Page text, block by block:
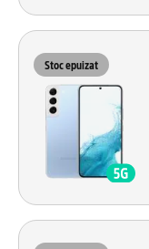
Stoc epuizat